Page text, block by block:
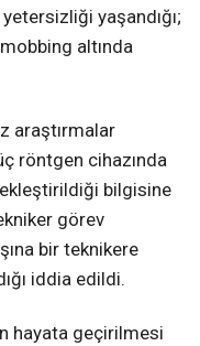
yaşandığı;
altında
araştırmalar
röntgen cihazında
bilgisine
görev
bir teknikere
iddia edildi.
hayata geçirilmesi